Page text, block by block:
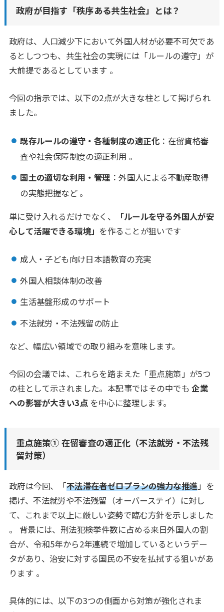
政府が目指す「秩序ある共生社会」とは？
政府は、人口減少下において外国人材が必要不可欠であ
るとしつつも、共生社会の実現には「ルールの遵守」が
大前提であるとしています 。
今回の指示では、以下の2点が大きな柱として掲げられ
ました。
既存ルールの遵守・各種制度の適正化：在留資格審
査や社会保障制度の適正利用 。
国土の適切な利用・管理 ：外国人による不動産取得
の実態把握など 。
単に受け入れるだけでなく、
「ルールを守る外国人が安
心して活躍できる環境」 を作ることが狙いです
成人・子ども向け日本語教育の充実
外国人相談体制の改善
生活基盤形成のサポート
不法就労・不法残留の防止
など、幅広い領域での取り組みを意味します。
今回の会議では、これらを踏まえた「重点施策」が5つ
の柱として示されました。本記事ではその中でも企業
への影響が大きい3点 を中心に整理します。
重点施策① 在留審査の適正化（不法就労・不法残
留対策）
政府は今回、「不法滞在者ゼロプランの強力な推進」を
掲げ、不法就労や不法残留（オーバーステイ）に対し
て、これまで以上に厳しい姿勢で臨む方針を示しました
。 背景には、刑法犯検挙件数に占める来日外国人の割
合が、令和5年から2年連続で増加しているというデー
タがあり、治安に対する国民の不安を払拭する狙いがあ
ります 。
具体的には、以下の3つの側面から対策が強化されま